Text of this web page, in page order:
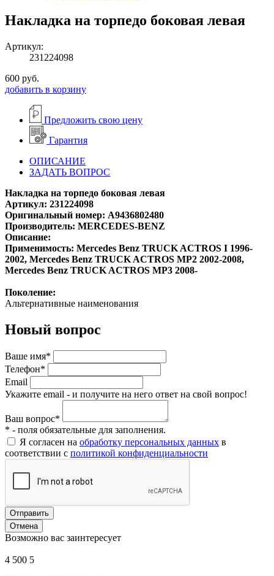
Накладка на торпедо боковая левая
Артикул:
231224098
600 руб.
добавить в корзину
Предложить свою цену
Гарантия
ОПИСАНИЕ
ЗАДАТЬ ВОПРОС
Накладка на торпедо боковая левая
Артикул: 231224098
Оригинальный номер: A9436802480
Производитель: MERCEDES-BENZ
Описание:
Применимость: Mercedes Benz TRUCK ACTROS I 1996-
2002, Mercedes Benz TRUCK ACTROS MP2 2002-2008,
Mercedes Benz TRUCK ACTROS MP3 2008-
Поколение:
Альтернативные наименования
Новый вопрос
Ваше имя*
Телефон*
Email
Укажите email - и получите на него ответ на свой вопрос!
Ваш вопрос*
* - поля обязательные для заполнения.
Я согласен на обработку персональных данных в
соответствии с политикой конфиденциальности
Отправить
Отмена
Возможно вас заинтересует
4 500 5